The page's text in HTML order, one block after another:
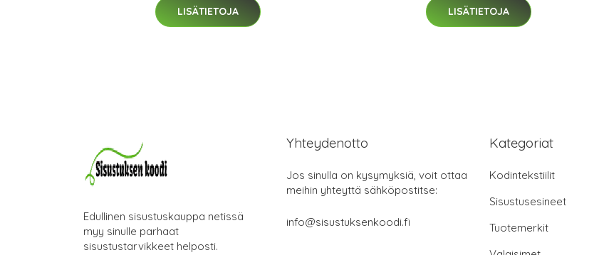
LISÄTIETOJA LISÄTIETOJA
Edullinen sisustuskauppa netissä
myy sinulle parhaat
sisustustarvikkeet helposti.
Yhteydenotto
Jos sinulla on kysymyksiä, voit ottaa
meihin yhteyttä sähköpostitse:
info@sisustuksenkoodi.fi
Kategoriat
Kodintekstiilit
Sisustusesineet
Tuotemerkit